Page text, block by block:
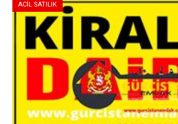
ACİL SATILIK